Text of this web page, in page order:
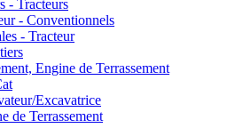
- Tracteurs
- Conventionnels
- Tracteur
Engine de Terrassement
Excavatrice
de Terrassement